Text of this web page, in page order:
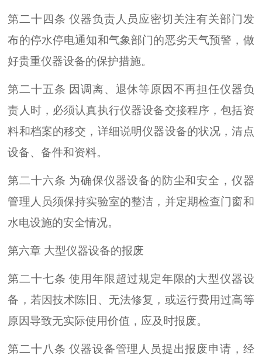
第二十四条 仪器负责人员应密切关注有关部门发
布的停水停电通知和气象部门的恶劣天气预警，做
好贵重仪器设备的保护措施。
第二十五条 因调离、退休等原因不再担任仪器负
责人时，必须认真执行仪器设备交接程序，包括资
料和档案的移交，详细说明仪器设备的状况，清点
设备、备件和资料。
第二十六条 为确保仪器设备的防尘和安全，仪器
管理人员须保持实验室的整洁，并定期检查门窗和
水电设施的安全情况。
第六章 大型仪器设备的报废
第二十七条 使用年限超过规定年限的大型仪器设
备，若因技术陈旧、无法修复，或运行费用过高等
原因导致无实际使用价值，应及时报废。
第二十八条 仪器设备管理人员提出报废申请，经